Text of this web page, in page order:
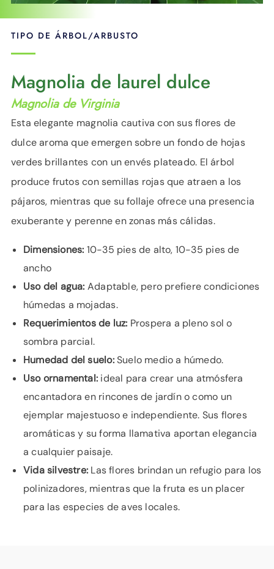
TIPO DE ÁRBOL/ARBUSTO
Magnolia de laurel dulce
Magnolia de Virginia
Esta elegante magnolia cautiva con sus flores de
dulce aroma que emergen sobre un fondo de hojas
verdes brillantes con un envés plateado. El árbol
produce frutos con semillas rojas que atraen a los
pájaros, mientras que su follaje ofrece una presencia
exuberante y perenne en zonas más cálidas.
Dimensiones: 10-35 pies de alto, 10-35 pies de
ancho
Uso del agua: Adaptable, pero prefiere condiciones
húmedas a mojadas.
Requerimientos de luz: Prospera a pleno sol o
sombra parcial.
Humedad del suelo:Suelo medio a húmedo.
Uso ornamental: ideal para crear una atmósfera
encantadora en rincones de jardín o como un
ejemplar majestuoso e independiente. Sus flores
aromáticas y su forma llamativa aportan elegancia
a cualquier paisaje.
Vida silvestre: Las flores brindan un refugio para los
polinizadores, mientras que la fruta es un placer
para las especies de aves locales.